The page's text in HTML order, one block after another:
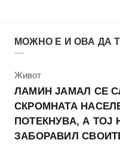
МОЖНО Е И ОВА ДА
КАтегорија
Живот
ЛАМИН ЈАМАЛ СЕ
СКРОМНАТА
ПОТЕКНУВА, А ТОЈ
ЗАБОРАВИЛ